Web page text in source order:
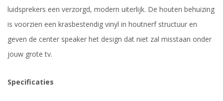
luidsprekers een verzorgd, modern uiterlijk. De houten behuizing
is voorzien een krasbestendig vinyl in houtnerf structuur en
geven de center speaker het design dat niet zal misstaan onder
jouw grote tv.
Specificaties